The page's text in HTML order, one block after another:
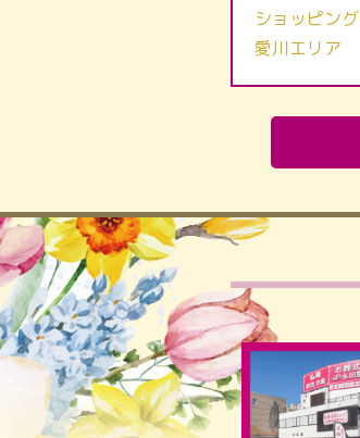
ショッピング
愛川エリア